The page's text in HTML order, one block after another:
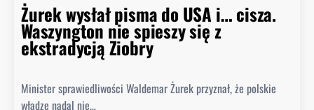
Żurek wysłał pisma do USA i… cisza.
Waszyngton nie spieszy się z
ekstradycją Ziobry
Minister sprawiedliwości Waldemar Żurek przyznał, że polskie
władze nadal nie…